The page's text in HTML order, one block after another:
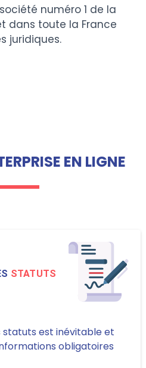
numéro 1 de la
dans toute la France
juridiques.
EN LIGNE
STATUTS
statuts est inévitable et
obligatoires